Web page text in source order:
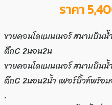
ราคา
ขายคอนโดแมนเนอร์ สนามบิน
ตึกC 2นอน2น
ขายคอนโดแมนเนอร์ สนามบิน
ตึกC 2นอน2น้ำ เฟอร์บิ้วท์พร้อ
.